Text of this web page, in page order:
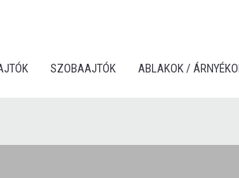
SZOBAAJTÓK ABLAKOK /